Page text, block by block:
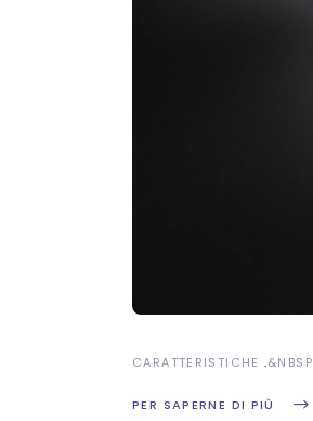
CARATTERISTICHE &NBSP
PER SAPERNE DI PIÙ